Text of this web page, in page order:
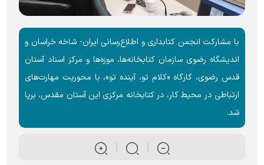
با مشارکت انجمن کتابداری و اطلاع‌رسانی ایران- شاخه خراسان و
اندیشگاه رضوی سازمان کتابخانه‌ها، موزه‌ها و مرکز اسناد آستان
قدس رضوی، کارگاه «کلام تو، آینده تو»، با محوریت مهارت‌های
ارتباطی در محیط کار، در کتابخانه مرکزی این آستان مقدس، برپا
شد.